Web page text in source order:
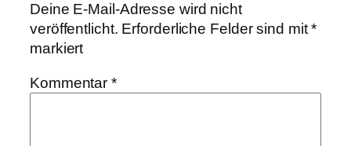
Deine E-Mail-Adresse wird nicht
veröffentlicht. Erforderliche Felder sind mit*
markiert
Kommentar*